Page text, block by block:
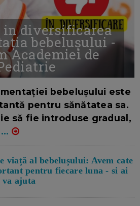
in diversificarea
bebelușului -
Academiei de
bebelușului este
pentru sănătatea sa.
să fie introduse gradual,
...
viață al bebelușului: Avem cate
pentru fiecare luna - si ai
va ajuta